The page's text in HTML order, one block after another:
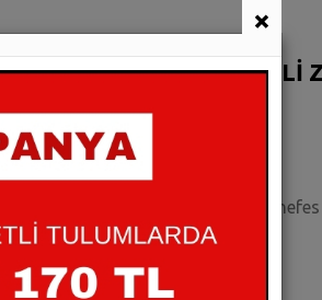
3-6-9 AY RAPOR DESENLİ
TL
cildine dost , yumuşacık ve
zıbınlarımız ile güveni yaşayın.
×